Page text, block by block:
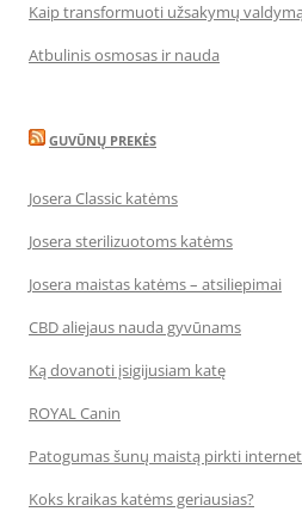
Kaip transformuoti užsakymų
Atbulinis osmosas ir nauda
GUVŪNŲ PREKĖS
Josera Classic katėms
Josera sterilizuotoms katėms
Josera maistas katėms – atsiliepimai
CBD aliejaus nauda gyvūnams
Ką dovanoti įsigijusiam katę
ROYAL Canin
Patogumas šunų maistą pirkti
Koks kraikas katėms geriausias?